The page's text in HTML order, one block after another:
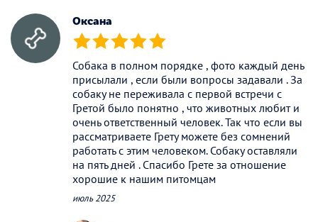
Оксана
(*) (*) (*) (*) (*)
Собака в полном порядке , фото каждый день
присылали , если были вопросы задавали . За
собаку не переживала с первой встречи с
Гретой было понятно , что животных любит и
очень ответственный человек. Так что если вы
рассматриваете Грету можете без сомнений
работать с этим человеком. Собаку оставляли
на пять дней . Спасибо Грете за отношение
хорошие к нашим питомцам
июль 2025